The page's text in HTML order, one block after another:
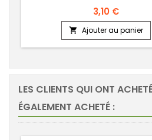
3,10 €
 Ajouter au panier
LES CLIENTS QUI ONT
ÉGALEMENT ACHETÉ :